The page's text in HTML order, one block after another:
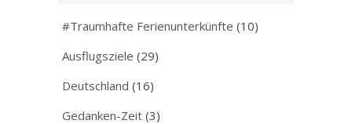
#Traumhafte Ferienunterkünfte (10)
Ausflugsziele (29)
Deutschland (16)
Gedanken-Zeit (3)